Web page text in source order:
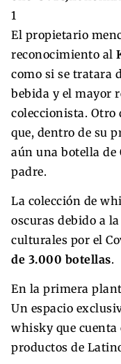
El propietario
reconocimiento al
como si se tratara
bebida y el mayor
coleccionista. Otro
que, dentro de su
aún una botella de
padre.
La colección de
oscuras debido a
culturales por el
de 3.000 botellas.
En la primera
Un espacio
whisky que cuenta
productos de